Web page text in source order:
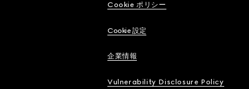
Cookie ポリシー
Cookie 設定
企業情報
Vulnerability Disclosure Policy